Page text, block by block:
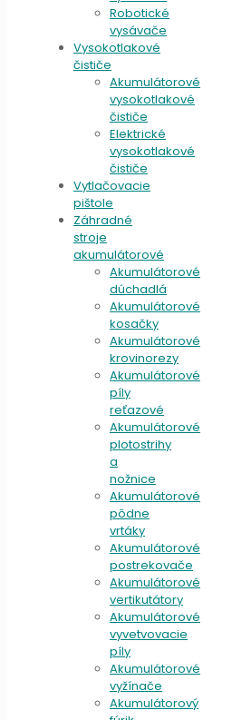
Robotické
vysávače
Vysokotlakové
čističe
Akumulátorové
vysokotlakové
čističe
Elektrické
vysokotlakové
čističe
Vytlačovacie
pištole
Záhradné
stroje
akumulátorové
Akumulátorové
dúchadlá
Akumulátorové
kosačky
Akumulátorové
krovinorezy
Akumulátorové
píly
reťazové
Akumulátorové
plotostrihy
a
nožnice
Akumulátorové
pôdne
vrtáky
Akumulátorové
postrekovače
Akumulátorové
vertikutátory
Akumulátorové
vyvetvovacie
píly
Akumulátorové
vyžínače
Akumulátorový